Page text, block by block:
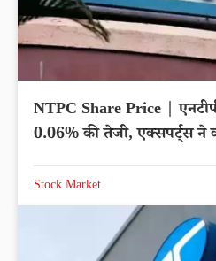
NTPC Share Price |
0.06% की तेजी, एक्सपर्ट्स ने
Stock Market